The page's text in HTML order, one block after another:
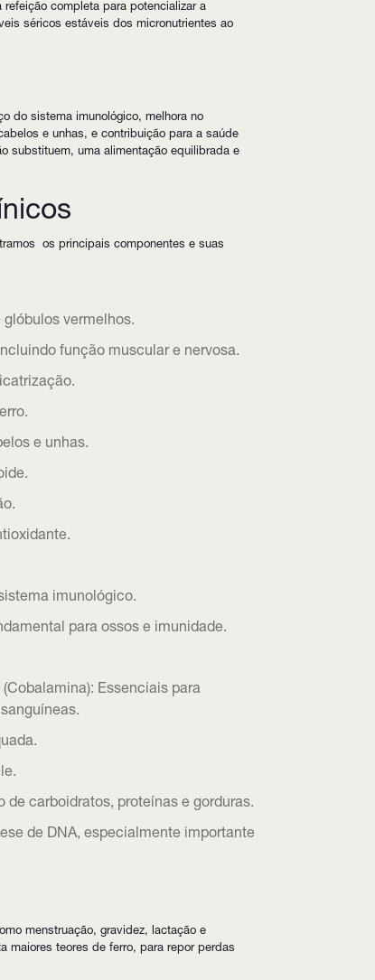
completa para potencializar a
séricos estáveis dos micronutrientes ao
do sistema imunológico, melhora no
e unhas, e contribuição para a saúde
substituem, uma alimentação equilibrada e
os principais componentes e suas
glóbulos vermelhos.
função muscular e nervosa.
e unhas.
imunológico.
para ossos e imunidade.
Essenciais para
carboidratos, proteínas e gorduras.
de DNA, especialmente importante
menstruação, gravidez, lactação e
maiores teores de ferro, para repor perdas